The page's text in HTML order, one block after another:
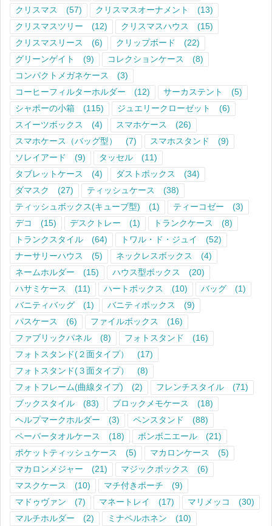
クリスマス
(57) クリスマスオーナメント
(13)
クリスマスツリー
(12) クリスマスハウス
(15)
クリスマスリース
(6) クリップボード
(22)
グリーンゲイト
(9) コレクションケース
(8)
コンパクトメガネケース
(3)
コーヒーフィルターホルダー
(12) サーカステント
(5)
シャポーの小箱
(115) ジュエリークローゼット
(6)
スイーツボックス
(4) スマホケース
(26)
スマホケース（バッグ型）
(7) スマホスタンド
(9)
ソレイアード
(9) タッセル
(11)
タブレットケース
(4) ダストボックス
(34)
ダマスク
(27) ティッシュケース
(38)
ティッシュボックス(キューブ型)
(1) ティーコゼー
(3)
デコ
(15) デスクトレー (1) トランクケース
(8)
トランクスタイル
(64) トワル・ド・ジュイ
(52)
ナーサリーハウス
(5) ネックレスボックス
(4)
ネームホルダー
(15) ハウス型ボックス
(20)
ハサミケース
(11) ハートボックス (10) バッグ
(1)
バニティバッグ
(1) バニティボックス
(9)
パスケース
(6) ファイルボックス
(16)
ファブリックパネル
(8) フォトスタンド
(16)
フォトスタンド(２面タイプ）
(17)
フォトスタンド(３面タイプ）
(8)
フォトフレーム(曲線タイプ)
(2) フレンチスタイル
(71)
ブックスタイル
(83) ブロックメモケース
(18)
ヘルプマークホルダー
(3) ペンスタンド
(88)
ペーパータオルケース
(18) ボンボニエール
(21)
ポケットティッシュケース
(5) マカロンケース
(5)
マカロンメジャー
(21) マジックボックス
(6)
マスクケース
(10) マチ付きポーチ
(9)
マドゥヴァン
(7) マネートレイ (17) マリメッコ
(30)
マルチホルダー
(2) ミナペルホネン
(10)